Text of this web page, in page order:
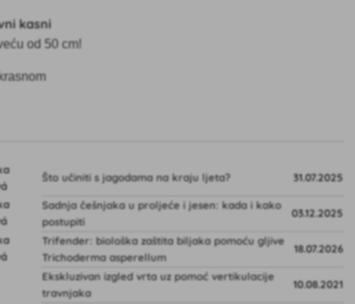
kasni
od 50 cm!
Što učiniti s jagodama na kraju ljeta? 31.07.2025
Sadnja češnjaka u proljeće i jesen: kada i kako
postupiti
03.12.2025
Trifender: biološka zaštita biljaka pomoću gljive
Trichoderma asperellum
18.07.2026
Ekskluzivan izgled vrta uz pomoć vertikulacije
travnjaka
10.08.2021